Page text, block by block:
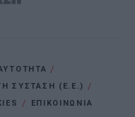
ΣΥΣΤΑΣΗ (Ε.Ε.)
ΕΠΙΚΟΙΝΩΝΙΑ